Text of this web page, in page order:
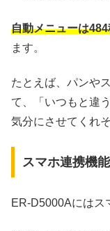
自動メニューは
ます。
たとえば、パンや
て、「いつもと違
気分にさせてくれ
スマホ連携機
ER-D5000Aにはス